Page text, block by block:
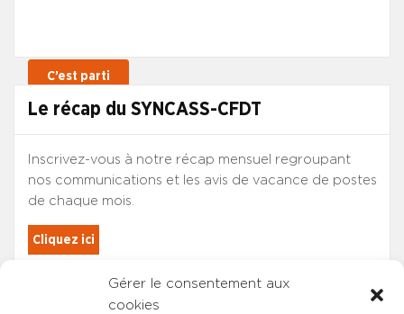
Gérer le consentement aux
cookies
Le récap du SYNCASS-CFDT
Inscrivez-vous à notre récap mensuel regroupant
nos communications et les avis de vacance de postes
de chaque mois.
Cliquez ici
Les adhérents du SYNCASS-CFDT